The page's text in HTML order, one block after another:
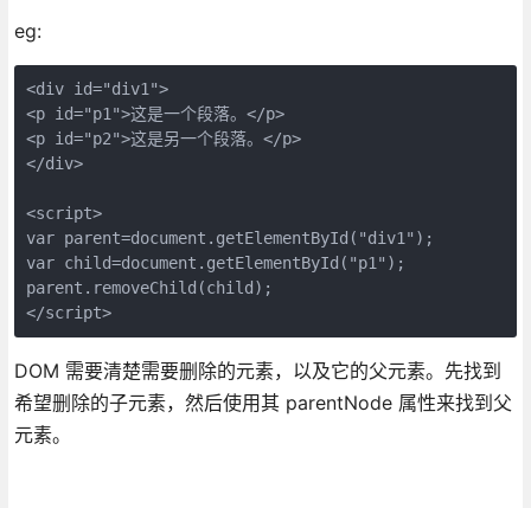
eg:
<div id="div1">
<p id="p1">这是一个段落。</p>
<p id="p2">这是另一个段落。</p>
</div>
<script>
var parent=document.getElementById("div1");
var child=document.getElementById("p1");
parent.removeChild(child);
</script>
DOM 需要清楚需要删除的元素，以及它的父元素。先找到
希望删除的子元素，然后使用其 parentNode 属性来找到父
元素。